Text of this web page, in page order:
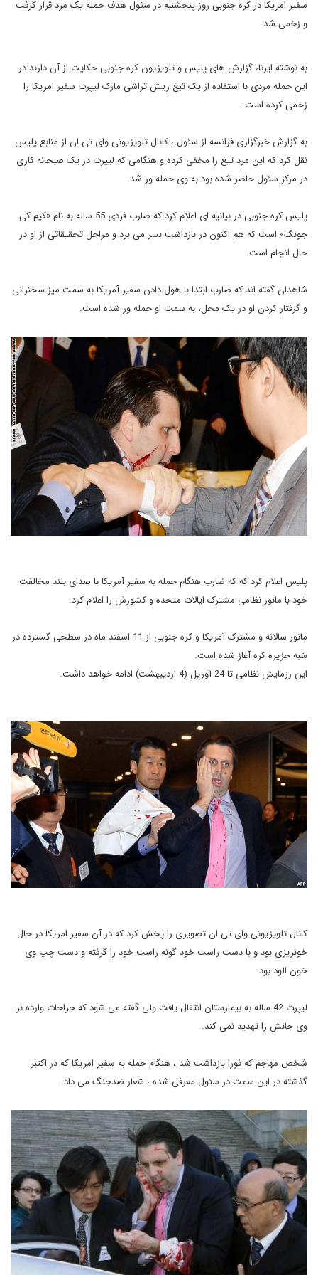
سفیر امریکا در کره جنوبی روز پنجشنبه در سئول هدف حمله یک مرد قرار گرفت
و زخمی شد.
به نوشته ایرنا، گزارش های پلیس و تلویزیون کره جنوبی حکایت از آن دارند در
این حمله مردی با استفاده از یک تیغ ریش تراشی مارک لیپرت سفیر امریکا را
زخمی کرده است .
به گزارش خبرگزاری فرانسه از سئول ، کانال تلویزیونی وای تی ان از منابع پلیس
نقل کرد که این مرد تیغ را مخفی کرده و هنگامی که لیپرت در یک صبحانه کاری
در مرکز سئول حاضر شده بود به وی حمله ور شد.
پلیس کره جنوبی در بیانیه ای اعلام کرد که ضارب فردی 55 ساله به نام «کیم کی
جونگ» است که هم اکنون در بازداشت بسر می برد و مراحل تحقیقاتی از او در
حال انجام است.
شاهدان گفته اند که ضارب ابتدا با هول دادن سفیر آمریکا به سمت میز سخنرانی
و گرفتار کردن او در یک محل، به سمت او حمله ور شده است.
پلیس اعلام کرد که که ضارب هنگام حمله به سفیر آمریکا با صدای بلند مخالفت
خود با مانور نظامی مشترک ایالات متحده و کشورش را اعلام کرد.
مانور سالانه و مشترک آمریکا و کره جنوبی از 11 اسفند ماه در سطحی گسترده در
شبه جزیره کره آغاز شده است.
این رزمایش نظامی تا 24 آوریل (4 اردیبهشت) ادامه خواهد داشت.
کانال تلویزیونی وای تی ان تصویری را پخش کرد که در آن سفیر امریکا در حال
خونریزی بود و با دست راست خود گونه راست خود را گرفته و دست چپ وی
خون الود بود.
لیپرت 42 ساله به بیمارستان انتقال یافت ولی گفته می شود که جراحات وارده بر
وی جانش را تهدید نمی کند.
شخص مهاجم که فورا بازداشت شد ، هنگام حمله به سفیر امریکا که در اکتبر
گذشته در این سمت در سئول معرفی شده ، شعار ضدجنگ می داد.